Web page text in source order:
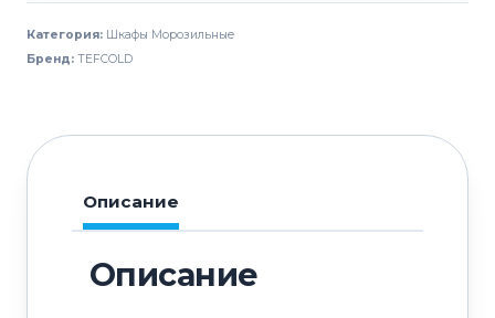
UFSC370G
Категория: Шкафы Морозильные
Бренд: TEFCOLD
Описание
Описание